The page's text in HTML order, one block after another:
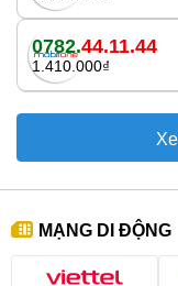
0782.44.11.44
1.410.000₫
MẠNG DI ĐỘNG